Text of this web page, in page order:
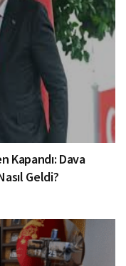
Kapandı: Dava
Geldi?